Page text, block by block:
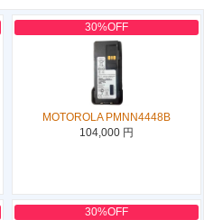
30%OFF
MOTOROLA PMNN4448B
104,000 円
30%OFF